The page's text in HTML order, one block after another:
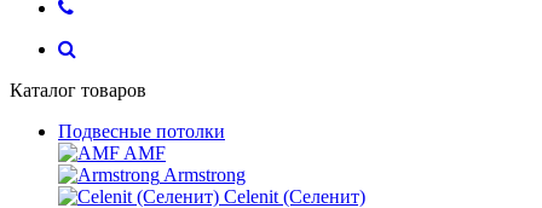
Каталог товаров
Подвесные потолки
AMF
Armstrong
Celenit (Селенит)